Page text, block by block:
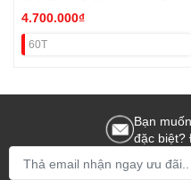
4.700.000₫
60T
Bạn
đặc biệt?